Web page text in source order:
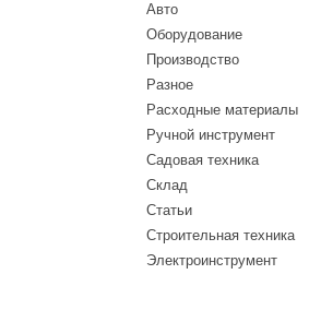
Авто
Оборудование
Производство
Разное
Расходные материалы
Ручной инструмент
Садовая техника
Склад
Статьи
Строительная техника
Электроинструмент